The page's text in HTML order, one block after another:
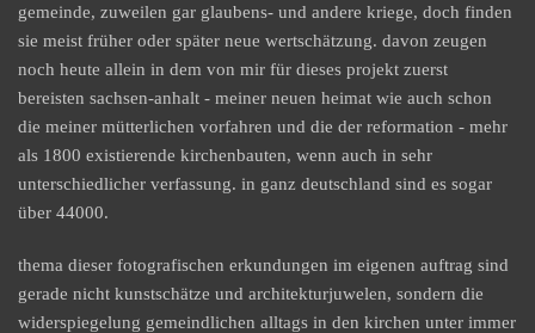
gemeinde, zuweilen gar glaubens- und andere kriege, doch finden
sie meist früher oder später neue wertschätzung. davon zeugen
noch heute allein in dem von mir für dieses projekt zuerst
bereisten sachsen-anhalt - meiner neuen heimat wie auch schon
die meiner mütterlichen vorfahren und die der reformation - mehr
als 1800 existierende kirchenbauten, wenn auch in sehr
unterschiedlicher verfassung. in ganz deutschland sind es sogar
über 44000.
thema dieser fotografischen erkundungen im eigenen auftrag sind
gerade nicht kunstschätze und architekturjuwelen, sondern die
widerspiegelung gemeindlichen alltags in den kirchen unter immer